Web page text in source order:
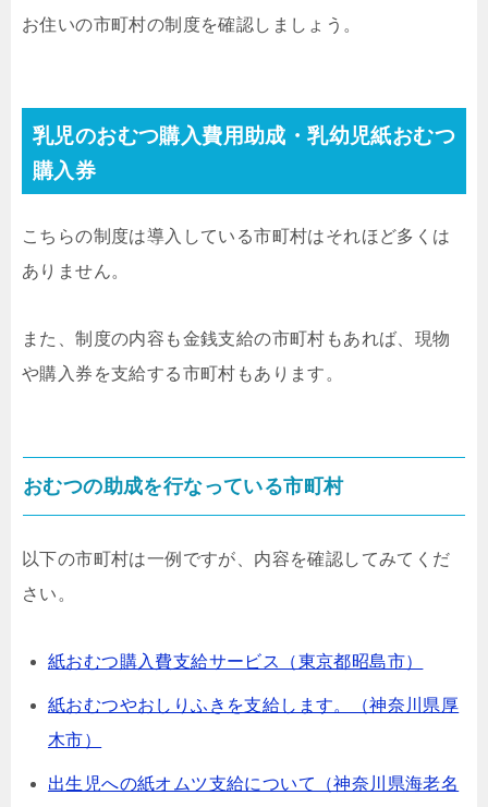
お住いの市町村の制度を確認しましょう。
乳児のおむつ購入費用助成・乳幼児紙おむつ
購入券
こちらの制度は導入している市町村はそれほど多くは
ありません。
また、制度の内容も金銭支給の市町村もあれば、現物
や購入券を支給する市町村もあります。
おむつの助成を行なっている市町村
以下の市町村は一例ですが、内容を確認してみてくだ
さい。
紙おむつ購入費支給サービス（東京都昭島市）
紙おむつやおしりふきを支給します。（神奈川県厚
木市）
出生児への紙オムツ支給について（神奈川県海老名